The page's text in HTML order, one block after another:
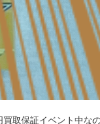
取保証イベント中な